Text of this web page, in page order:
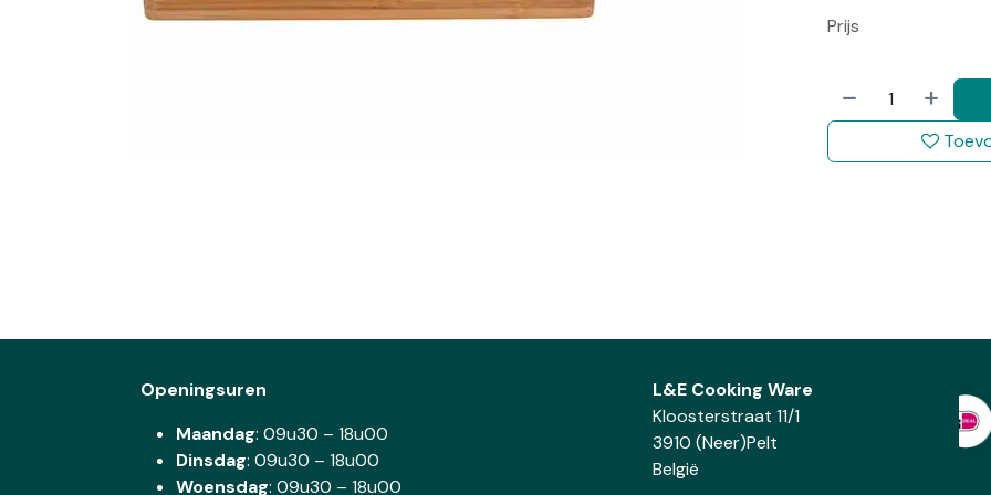
Prijs
Openingsuren
Maandag: 09u30 – 18u00
Dinsdag: 09u30 – 18u00
Woensdag: 09u30 – 18u00
L&E Cooking Ware
Kloosterstraat 11/1
3910 (Neer)Pelt
België